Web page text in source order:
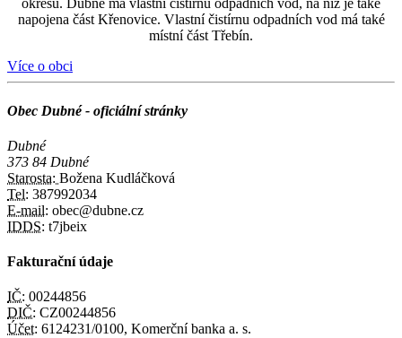
okresu. Dubné má vlastní čistírnu odpadních vod, na níž je také
napojena část Křenovice. Vlastní čistírnu odpadních vod má také
místní část Třebín.
Více o obci
Obec Dubné - oficiální stránky
Dubné
373 84 Dubné
Starosta: Božena Kudláčková
Tel: 387992034
E-mail: obec@dubne.cz
IDDS: t7jbeix
Fakturační údaje
IČ: 00244856
DIČ: CZ00244856
Účet: 6124231/0100, Komerční banka a. s.